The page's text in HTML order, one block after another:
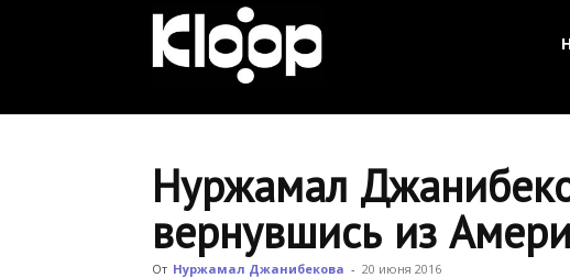
Новости
Нуржамал
вернувшись из
От Нуржамал Джанибекова - 20 июня 2016